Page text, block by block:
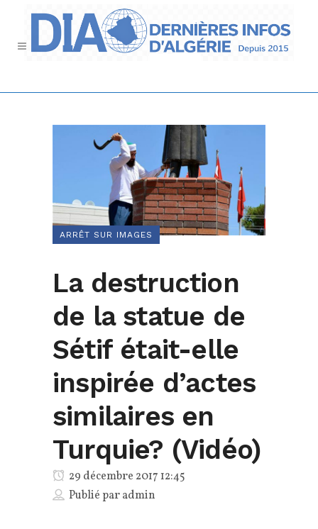
ARRÊT SUR IMAGES
La destruction
de la statue de
Sétif était-elle
inspirée d’actes
similaires en
Turquie? (Vidéo)
29 décembre 2017 12:45
Publié paradmin